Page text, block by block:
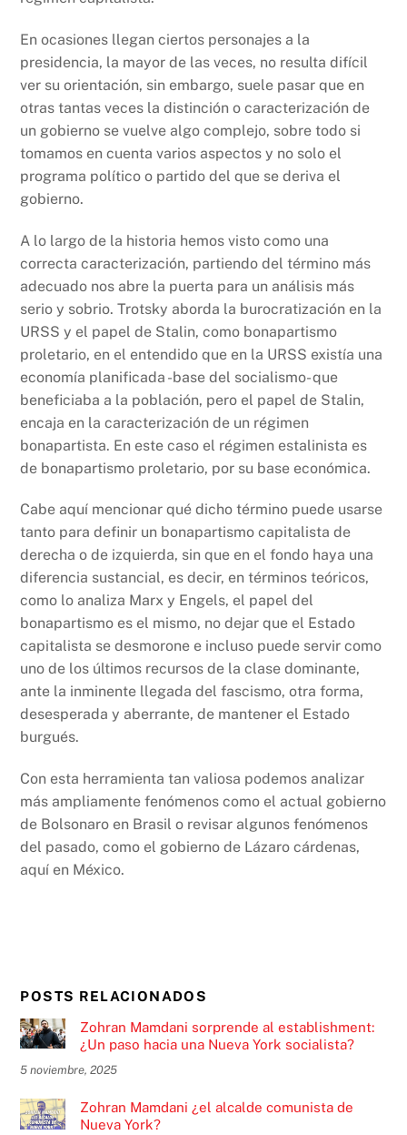
En ocasiones llegan ciertos personajes a la
presidencia, la mayor de las veces, no resulta difícil
ver su orientación, sin embargo, suele pasar que en
otras tantas veces la distinción o caracterización de
un gobierno se vuelve algo complejo, sobre todo si
tomamos en cuenta varios aspectos y no solo el
programa político o partido del que se deriva el
gobierno.
A lo largo de la historia hemos visto como una
correcta caracterización, partiendo del término más
adecuado nos abre la puerta para un análisis más
serio y sobrio. Trotsky aborda la burocratización en la
URSS y el papel de Stalin, como bonapartismo
proletario, en el entendido que en la URSS existía una
economía planificada -base del socialismo- que
beneficiaba a la población, pero el papel de Stalin,
encaja en la caracterización de un régimen
bonapartista. En este caso el régimen estalinista es
de bonapartismo proletario, por su base económica.
Cabe aquí mencionar qué dicho término puede usarse
tanto para definir un bonapartismo capitalista de
derecha o de izquierda, sin que en el fondo haya una
diferencia sustancial, es decir, en términos teóricos,
como lo analiza Marx y Engels, el papel del
bonapartismo es el mismo, no dejar que el Estado
capitalista se desmorone e incluso puede servir como
uno de los últimos recursos de la clase dominante,
ante la inminente llegada del fascismo, otra forma,
desesperada y aberrante, de mantener el Estado
burgués.
Con esta herramienta tan valiosa podemos analizar
más ampliamente fenómenos como el actual gobierno
de Bolsonaro en Brasil o revisar algunos fenómenos
del pasado, como el gobierno de Lázaro cárdenas,
aquí en México.
POSTS RELACIONADOS
Zohran Mamdani sorprende al establishment:
¿Un paso hacia una Nueva York socialista?
5 noviembre, 2025
Zohran Mamdani ¿el alcalde comunista de
Nueva York?